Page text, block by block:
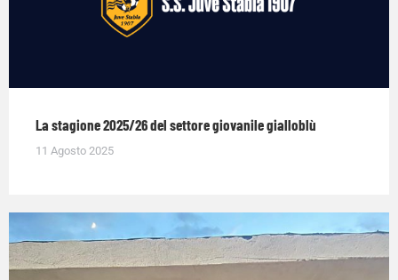
La stagione 2025/26 del settore giovanile gialloblù
11 Agosto 2025